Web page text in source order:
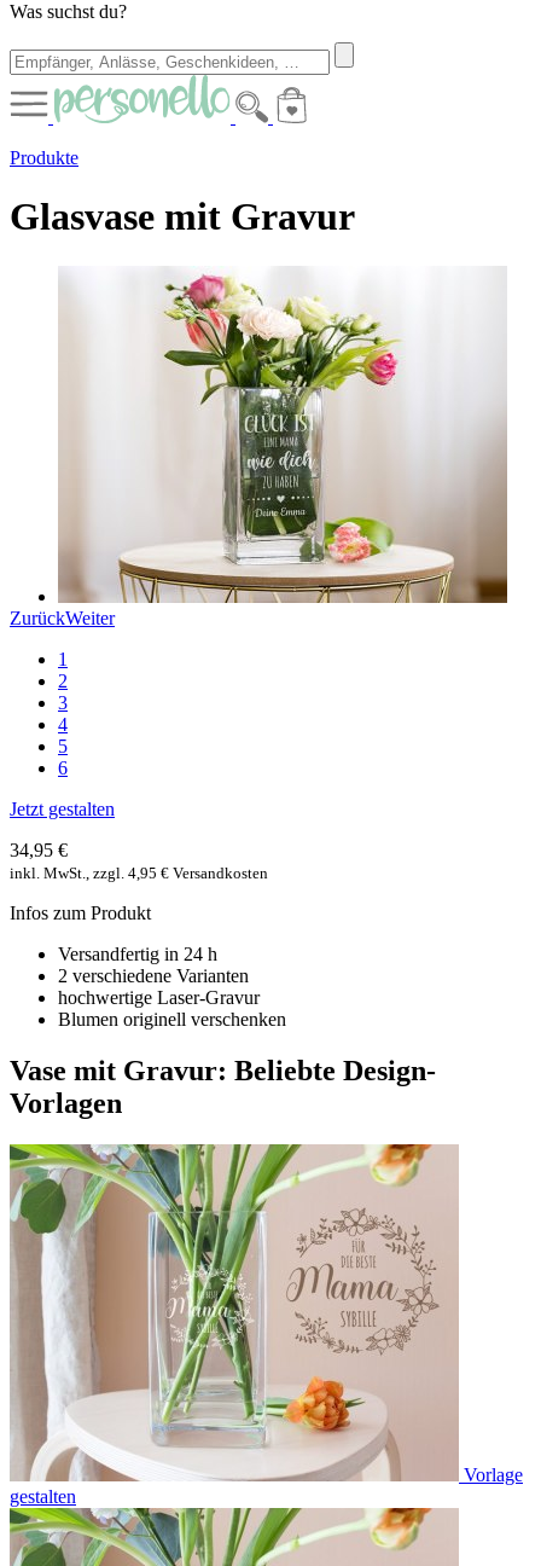
Was suchst du?
Produkte
Glasvase mit Gravur
ZurückWeiter
1
2
3
4
5
6
Jetzt gestalten
34,95 €
inkl. MwSt., zzgl. 4,95 € Versandkosten
Infos zum Produkt
Versandfertig in 24 h
2 verschiedene Varianten
hochwertige Laser-Gravur
Blumen originell verschenken
Vase mit Gravur: Beliebte Design-
Vorlagen
Vorlage
gestalten